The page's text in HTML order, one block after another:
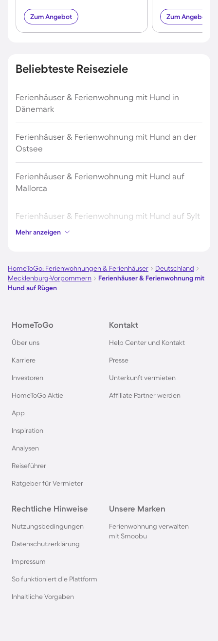
Zum Angebot Zum Angebot
Beliebteste Reiseziele
Ferienhäuser & Ferienwohnung mit Hund in
Dänemark
Ferienhäuser & Ferienwohnung mit Hund an der
Ostsee
Ferienhäuser & Ferienwohnung mit Hund auf
Mallorca
Ferienhäuser & Ferienwohnung mit Hund auf Sylt
Ferienhäuser & Ferienwohnung mit Hund auf
Ferienhäuser & Ferienwohnung mit Hund am
Ferienhäuser & Ferienwohnung mit Hund am
Gardasee
Nordsee
Kroatien
Ferienhäuser & Ferienwohnung mit Hund im
Fehmarn
Ferienhäuser & Ferienwohnung mit Hund in
Ferienhäuser & Ferienwohnung mit Hund in
Mehr anzeigen
HomeToGo: Ferienwohnungen & Ferienhäuser
Deutschland
Mecklenburg-Vorpommern
Ferienhäuser & Ferienwohnung mit
Hund auf Rügen
HomeToGo
Über uns
Karriere
Investoren
HomeToGo Aktie
App
Inspiration
Analysen
Reiseführer
Ratgeber für Vermieter
Kontakt
Help Center und Kontakt
Presse
Unterkunft vermieten
Affiliate Partner werden
Rechtliche Hinweise
Nutzungsbedingungen
Datenschutzerklärung
Impressum
So funktioniert die Plattform
Inhaltliche Vorgaben
Unsere Marken
Ferienwohnung verwalten
mit Smoobu